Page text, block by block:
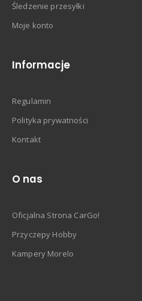
Śledzenie przesyłki
Moje konto
Informacje
Regulamin
Polityka prywatności
Kontakt
O nas
Oficjalna Strona CarGo!
Przyczepy Hobby
Kampery Morelo